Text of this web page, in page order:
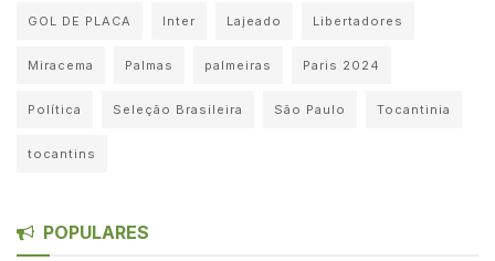
GOL DE PLACA Inter Lajeado Libertadores
Miracema Palmas palmeiras Paris 2024
Política Seleção Brasileira São Paulo Tocantinia
tocantins
POPULARES